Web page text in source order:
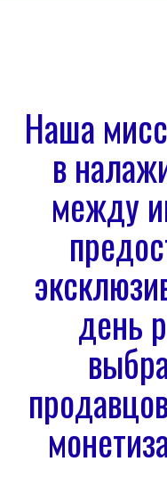
Наша
в
между
день